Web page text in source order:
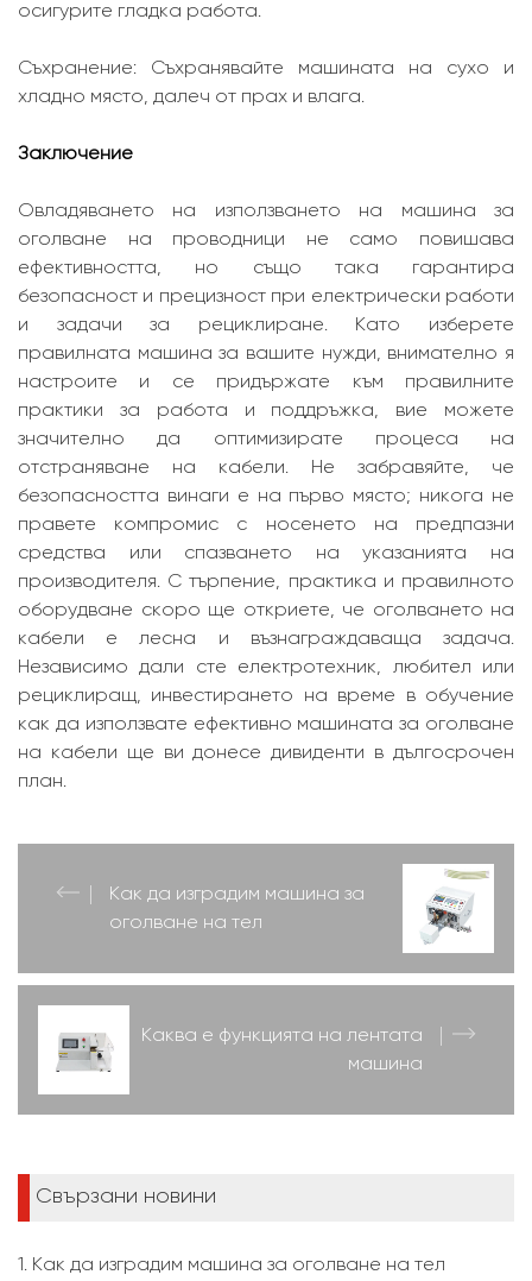
осигурите гладка работа.
Съхранение: Съхранявайте машината на сухо и
хладно място, далеч от прах и влага.
Заключение
Овладяването на използването на машина за
оголване на проводници не само повишава
ефективността, но също така гарантира
безопасност и прецизност при електрически работи
и задачи за рециклиране. Като изберете
правилната машина за вашите нужди, внимателно я
настроите и се придържате към правилните
практики за работа и поддръжка, вие можете
значително да оптимизирате процеса на
отстраняване на кабели. Не забравяйте, че
безопасността винаги е на първо място; никога не
правете компромис с носенето на предпазни
средства или спазването на указанията на
производителя. С търпение, практика и правилното
оборудване скоро ще откриете, че оголването на
кабели е лесна и възнаграждаваща задача.
Независимо дали сте електротехник, любител или
рециклиращ, инвестирането на време в обучение
как да използвате ефективно машината за оголване
на кабели ще ви донесе дивиденти в дългосрочен
план.
Как да изградим машина за
оголване на тел
Каква е функцията на лентата
машина
Свързани новини
1. Как да изградим машина за оголване на тел